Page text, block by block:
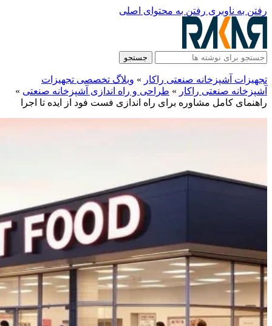
رفتن به ناوبری رفتن به محتوای اصلی
جستجو
تجهیزات آشپزخانه صنعتی راکار » وبلاگ تخصصی تجهیزات
آشپزخانه صنعتی راکار » طراحی و راه‌ اندازی آشپزخانه صنعتی »
راهنمای کامل مشاوره برای راه اندازی فست فود از ایده تا اجرا